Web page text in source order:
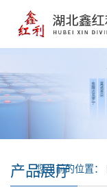
产品展厅
您当前的位置：